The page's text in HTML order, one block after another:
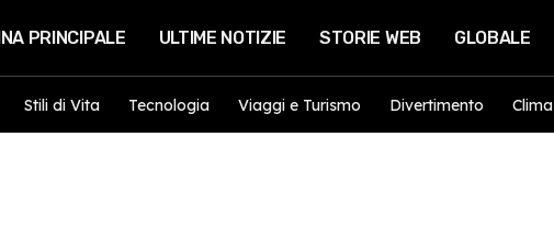
PRINCIPALE ULTIME NOTIZIE STORIE WEB GLOBALE
Stili di Vita Tecnologia Viaggi e Turismo Divertimento Clima